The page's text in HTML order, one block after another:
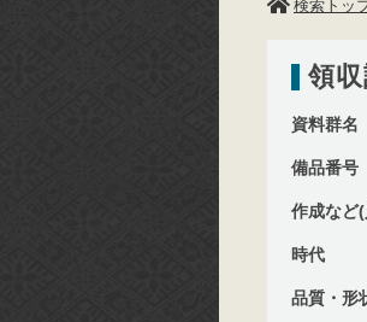
検索トッ
領収
資料群名
備品番号
作成など(
時代
品質・形